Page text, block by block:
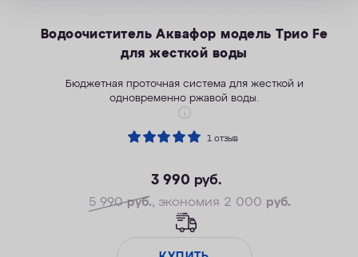
Водоочиститель Аквафор модель Трио Fe
для жесткой воды
Бюджетная проточная система для жесткой и
одновременно ржавой воды.
1 отзыв
3 990 руб.
5 990руб., экономия 2 000 руб.